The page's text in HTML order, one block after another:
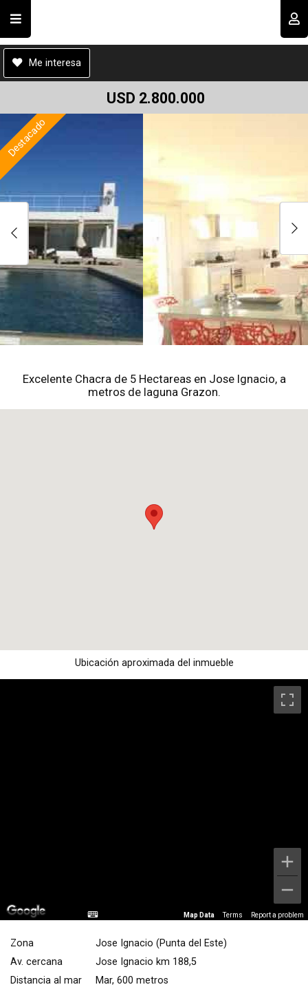
Enviar
Recordar datos
INGRESAR
Olvidé mi clave Registro
D00023
Me interesa
USD 2.800.000
Destacado
Excelente Chacra de 5 Hectareas en Jose Ignacio, a
metros de laguna Grazon.
Ubicación aproximada del inmueble
Map Data Terms Report a problem
Zona
Jose Ignacio (Punta del Este)
Av. cercana
Jose Ignacio km 188,5
Distancia al mar
Mar, 600 metros